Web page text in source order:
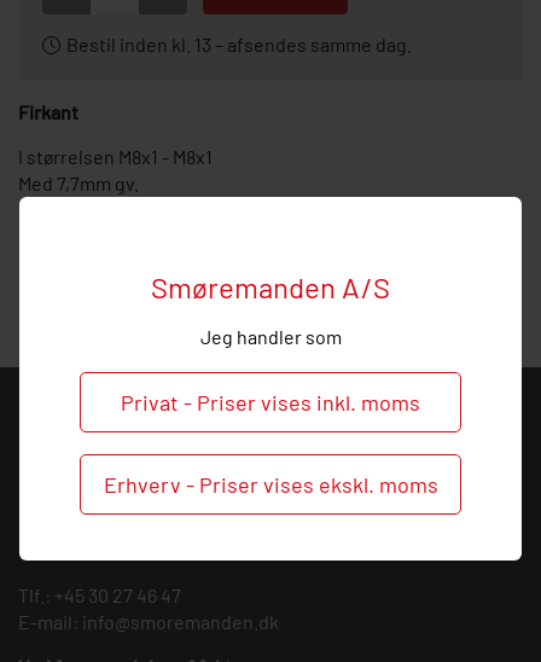
Smøremanden A/S
Jeg handler som
Privat - Priser vises inkl. moms
Erhverv - Priser vises ekskl. moms
Bestil inden kl. 13 – afsendes samme dag.
Firkant
I størrelsen M8x1 - M8x1
Med 7,7mm gv.
til dette produkt.
KONTAKT
CVR: 39683717
9640 Farsø
Tlf.: +45 30 27 46 47
E-mail: info@smoremanden.dk